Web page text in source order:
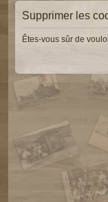
Supprimer les
Êtes-vous sûr de